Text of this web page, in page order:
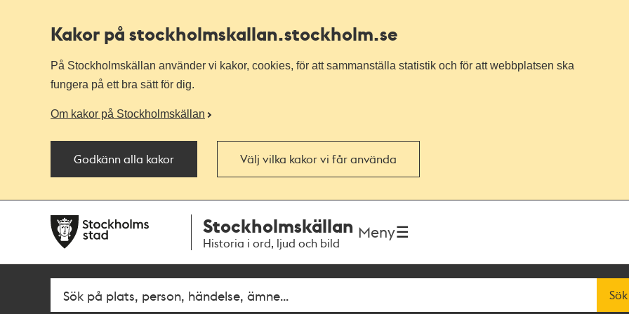
Kakor på stockholmskallan.stockholm.se
På Stockholmskällan använder vi kakor, cookies, för att sammanställa statistik och för att webbplatsen ska
fungera på ett bra sätt för dig.
Om kakor på Stockholmskällan
Godkänn alla kakor Välj vilka kakor vi får använda
navigationen
huvudinnehållet
Stockholmskällan
Historia i ord, ljud och bild
Meny
Fritextsök Sök